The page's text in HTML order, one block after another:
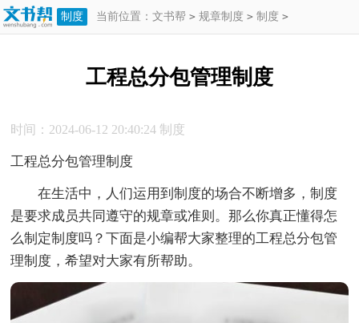
制度 当前位置： 文书帮 > 规章制度 > 制度 >
工程总分包管理制度
时间：2024-06-12 20:40:24制度
工程总分包管理制度
在生活中，人们运用到制度的场合不断增多，制度
是要求成员共同遵守的规章或准则。那么你真正懂得怎
么制定制度吗？下面是小编帮大家整理的工程总分包管
理制度，希望对大家有所帮助。